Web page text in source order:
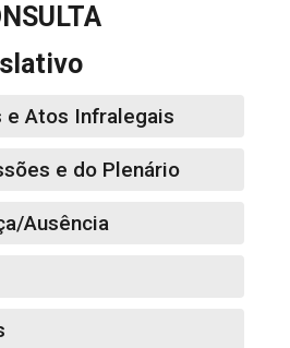
e Atos Infralegais
e do Plenário
Ausência